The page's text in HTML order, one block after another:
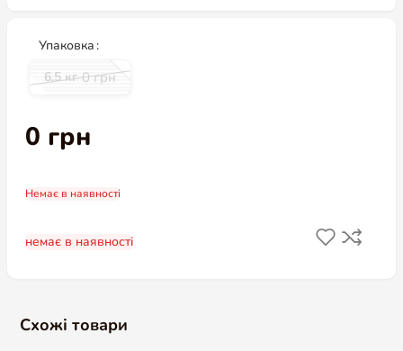
Упаковка
6,5 кг 0грн
немає в наявності
0 грн
Немає в наявності
Схожі товари